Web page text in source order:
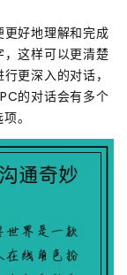
好地理解和完成
这样可以更清楚
更深入的对话，
的对话会有多个
。